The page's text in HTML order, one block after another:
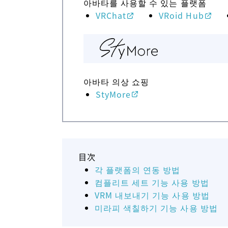
아바타를 사용할 수 있는 플랫폼
VRChat
VRoid Hub
아바타 의상 쇼핑
StyMore
目次
각 플랫폼의 연동 방법
컴플리트 세트 기능 사용 방법
VRM 내보내기 기능 사용 방법
미라피 색칠하기 기능 사용 방법